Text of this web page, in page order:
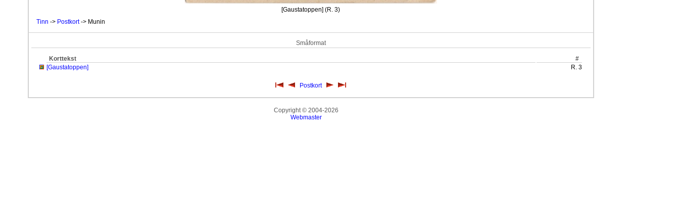
[Gaustatoppen] (R. 3)
Tinn -> Postkort-> Munin
Småformat
Korttekst
#
[Gaustatoppen]
R. 3
Postkort
Copyright © 2004-2026
Webmaster